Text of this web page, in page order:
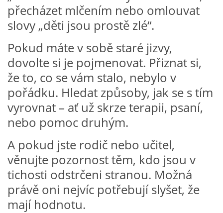
TÝDENNÍ PLÁNY
MONTESSORI AKTIVITA
JÓGOVÉ CVIČENÍ, TYPY, RADY, RECENZE
KALENDÁŘ PRO DĚTI
STÁTNÍ SVÁTKY
SVATÝ VÁCLAV
přecházet mlčením nebo omlouvat
slovy „děti jsou prostě zlé“.
Pokud máte v sobě staré jizvy,
dovolte si je pojmenovat. Přiznat si,
že to, co se vám stalo, nebylo v
pořádku. Hledat způsoby, jak se s tím
vyrovnat – ať už skrze terapii, psaní,
nebo pomoc druhým.
A pokud jste rodič nebo učitel,
věnujte pozornost těm, kdo jsou v
tichosti odstrčeni stranou. Možná
právě oni nejvíc potřebují slyšet, že
mají hodnotu.